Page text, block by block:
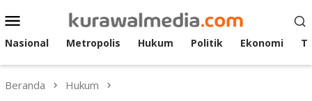
ke
konten
Menu
Mobile
Nasional Metropolis Hukum Politik Ekonomi
Beranda Hukum